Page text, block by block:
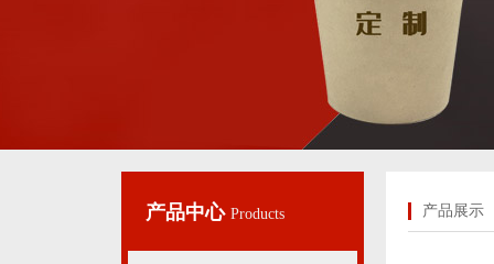
产品中心 Products 产品展示